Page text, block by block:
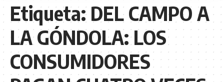
Etiqueta: DEL CAMPO A
LA GÓNDOLA: LOS
CONSUMIDORES